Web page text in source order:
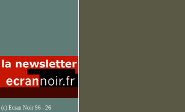
(c) Ecran Noir 96 - 26